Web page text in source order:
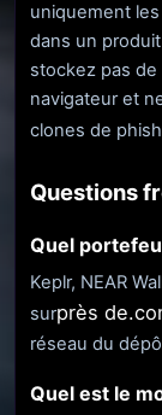
uniquement
dans un
stockez pas
navigateur et
clones de
Questions
Quel
Keplr, NEAR
surprès
réseau du
Quel est le